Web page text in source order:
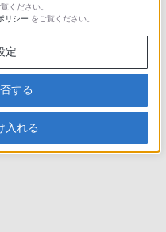
関する重要なお知らせ
せ
お知らせ
ください。
リシー をご覧ください。
定
する
入れる